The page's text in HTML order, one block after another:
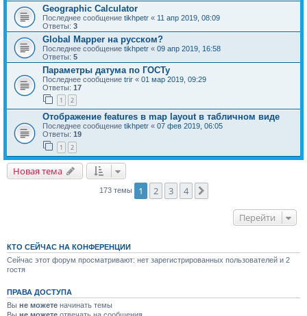
Geographic Calculator
Последнее сообщение tikhpetr « 11 апр 2019, 08:09
Ответы: 3
Global Mapper на русском?
Последнее сообщение tikhpetr « 09 апр 2019, 16:58
Ответы: 5
Параметры датума по ГОСТу
Последнее сообщение trir « 01 мар 2019, 09:29
Ответы: 17
1 2
Отображение features в map layout в табличном виде
Последнее сообщение tikhpetr « 07 фев 2019, 06:05
Ответы: 19
1 2
Новая тема
173 темы 1 2 3 4
Перейти
КТО СЕЙЧАС НА КОНФЕРЕНЦИИ
Сейчас этот форум просматривают: нет зарегистрированных пользователей и 2
гостя
ПРАВА ДОСТУПА
Вы не можете начинать темы